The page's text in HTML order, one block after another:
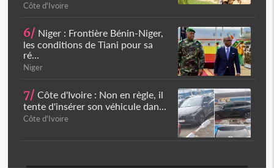
Côte d'Ivoire
6/ Niger : Frontière Bénin-Niger,
les conditions de Tiani pour sa
ré...
Niger
7/ Côte d'Ivoire : Non en règle, il
tente d'insérer son véhicule dan...
Côte d'Ivoire